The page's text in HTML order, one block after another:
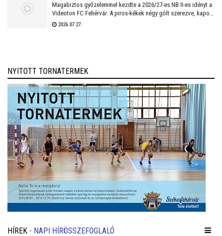
Magabiztos győzelemmel kezdte a 2026/27-es NB II-es idényt a
Videoton FC Fehérvár. A piros-kékek négy gólt szerezve, kapott
találat nélkül múlták felül a tavalyi szezon negyedik
2026.07.27.
NYITOTT TORNATERMEK
HÍREK - NAPI HÍRÖSSZEFOGLALÓ